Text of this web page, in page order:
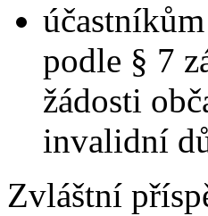
podle § 7
žádosti
invalidní
Zvláštní